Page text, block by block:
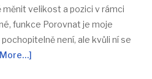
měnit velikost a pozici v rámci
funkce Porovnat je moje
není, ale kvůli ní se